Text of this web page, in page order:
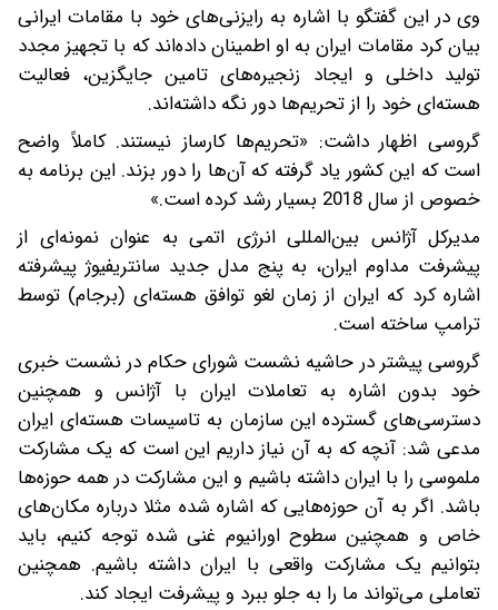
وی در این گفتگو با اشاره به رایزنی‌های خود با مقامات ایرانی
بیان کرد مقامات ایران به او اطمینان داده‌اند که با تجهیز مجدد
تولید داخلی و ایجاد زنجیره‌های تامین جایگزین، فعالیت
هسته‌ای خود را از تحریم‌ها دور نگه داشته‌اند.
گروسی اظهار داشت: «تحریم‌‌ها کارساز نیستند. کاملاً واضح
است که این کشور یاد گرفته که آن‌ها را دور بزند. این برنامه به
خصوص از سال 2018 بسیار رشد کرده است.»
مدیرکل آژانس بین‌المللی انرژی اتمی به عنوان نمونه‌ای از
پیشرفت مداوم ایران، به پنج مدل جدید سانتریفیوژ پیشرفته
اشاره کرد که ایران از زمان لغو توافق هسته‌ای (برجام) توسط
ترامپ ساخته است.
گروسی پیشتر در حاشیه نشست شورای حکام در نشست خبری
خود بدون اشاره به تعاملات ایران با آژانس و همچنین
دسترسی‌های گسترده این سازمان به تاسیسات هسته‌ای ایران
مدعی شد: آنچه که به آن نیاز داریم این است که یک مشارکت
ملموسی را با ایران داشته باشیم و این مشارکت در همه حوزه‌ها
باشد. اگر به آن حوزه‌هایی که اشاره شده مثلا درباره مکان‌های
خاص و همچنین سطوح اورانیوم غنی شده توجه کنیم، باید
بتوانیم یک مشارکت واقعی با ایران داشته باشیم. همچنین
تعاملی می‌تواند ما را به جلو ببرد و پیشرفت ایجاد کند.